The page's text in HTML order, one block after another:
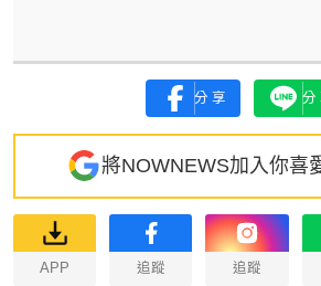
分享 分
將NOWNEWS加入你喜
APP 追蹤 追蹤